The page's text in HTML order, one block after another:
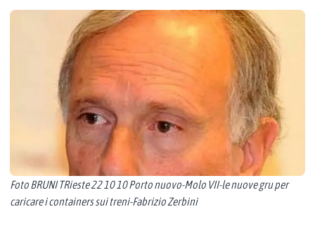
Foto BRUNI TRieste 22 10 10 Porto nuovo-Molo VII-le nuove gru per
caricare i containers sui treni-Fabrizio Zerbini